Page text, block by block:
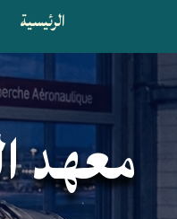
الرئيسية
معهد